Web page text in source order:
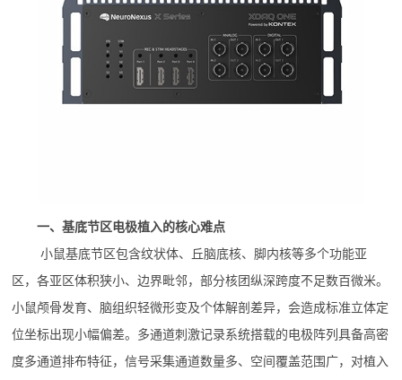
一、基底节区电极植入的核心难点
小鼠基底节区包含纹状体、丘脑底核、脚内核等多个功能亚
区，各亚区体积狭小、边界毗邻，部分核团纵深跨度不足数百微米。
小鼠颅骨发育、脑组织轻微形变及个体解剖差异，会造成标准立体定
位坐标出现小幅偏差。多通道刺激记录系统搭载的电极阵列具备高密
度多通道排布特征，信号采集通道数量多、空间覆盖范围广，对植入